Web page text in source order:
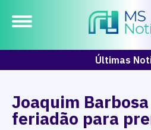
Últimas
Joaquim
feriadão para